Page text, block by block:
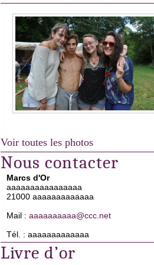
Voir toutes les photos
Nous contacter
Marcs d'Or
aaaaaaaaaaaaaaaa
21000 aaaaaaaaaaaaa
Mail : aaaaaaaaaa@ccc.net
Tél. : aaaaaaaaaaaaa
Livre d’or